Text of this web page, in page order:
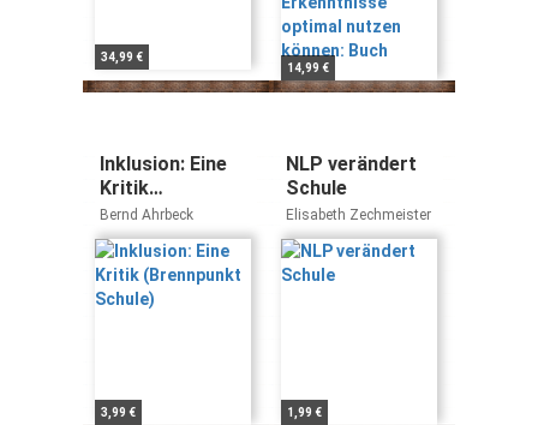
34,99 €
14,99 €
Inklusion: Eine
Kritik
(Brennpunkt
Schule)
Bernd Ahrbeck
3,99 €
NLP verändert
Schule
Elisabeth Zechmeister
1,99 €